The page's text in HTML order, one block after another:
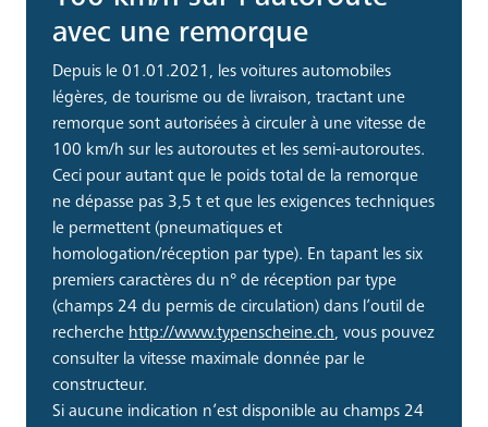
avec une remorque
Depuis le 01.01.2021, les voitures automobiles
légères, de tourisme ou de livraison, tractant une
remorque sont autorisées à circuler à une vitesse de
100 km/h sur les autoroutes et les semi-autoroutes.
Ceci pour autant que le poids total de la remorque
ne dépasse pas 3,5 t et que les exigences techniques
le permettent (pneumatiques et
homologation/réception par type). En tapant les six
premiers caractères du n° de réception par type
(champs 24 du permis de circulation) dans l’outil de
recherche http://www.typenscheine.ch, vous pouvez
consulter la vitesse maximale donnée par le
constructeur.
Si aucune indication n’est disponible au champs 24